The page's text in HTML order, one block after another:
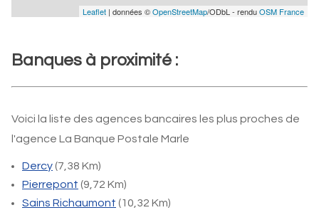
Leaflet | données ©OpenStreetMap/ODbL - renduOSM France
Banques à proximité :
Voici la liste des agences bancaires les plus proches de
l'agence La Banque Postale Marle
Dercy(7,38 Km)
Pierrepont (9,72 Km)
Sains Richaumont (10,32 Km)